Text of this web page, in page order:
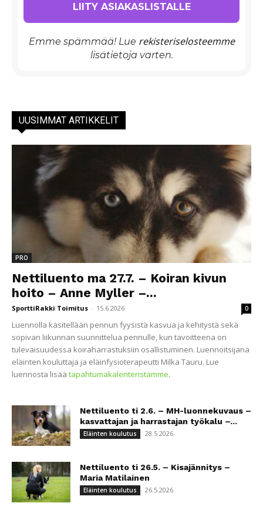
Emme spämmää! Lue rekisteriselosteemme
lisätietoja varten.
UUSIMMAT ARTIKKELIT
PRO
Nettiluento ma 27.7. – Koiran kivun
hoito – Anne Myller –...
SporttiRakki Toimitus - 15.6.2026 0
Luennolla käsitellään pennun fyysistä kasvua ja kehitystä sekä
sopivan liikunnan suunnittelua pennulle, kun tavoitteena on
tulevaisuudessa koiraharrastuksiin osallistuminen. Luennoitsijana
eläinten kouluttaja ja eläinfysioterapeutti Milka Tauru. Lue
luennosta lisää tapahtumakalenteristamme.
Nettiluento ti 2.6. – MH-luonnekuvaus –
kasvattajan ja harrastajan työkalu –...
Eläinten koulutus 28.5.2026
Nettiluento ti 26.5. – Kisajännitys –
Maria Matilainen
Eläinten koulutus 26.5.2026